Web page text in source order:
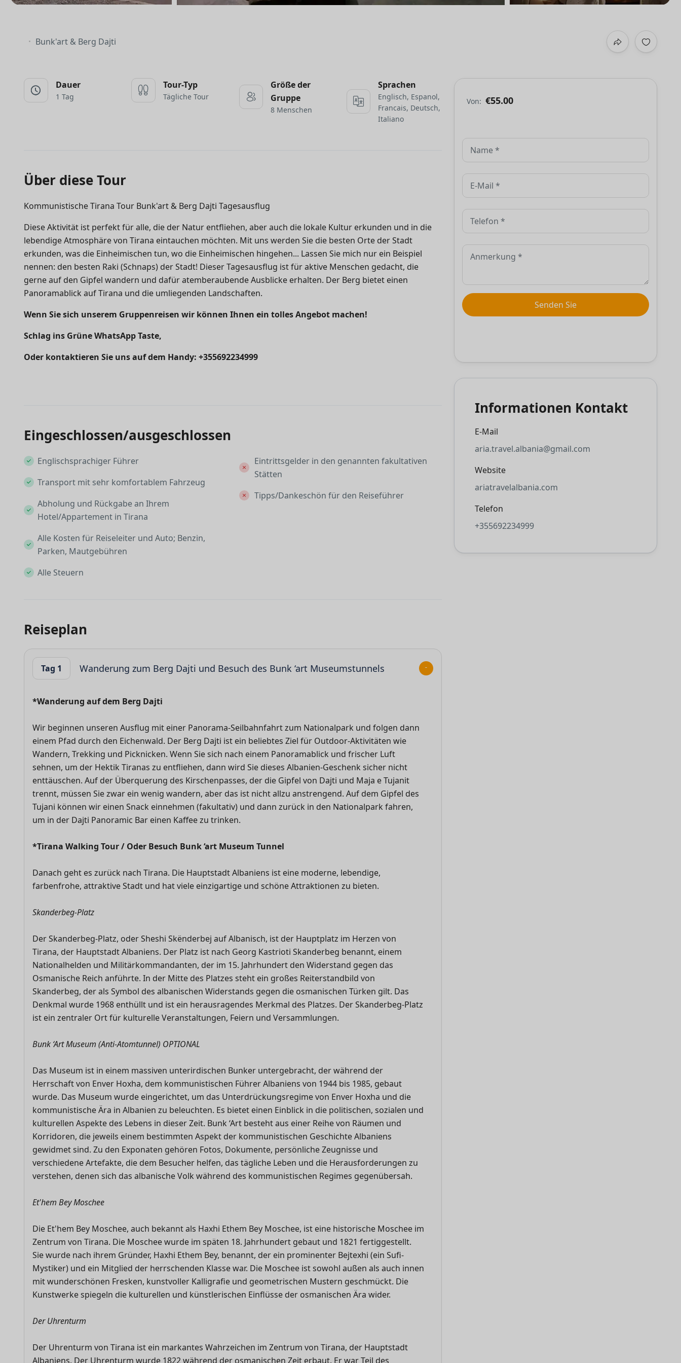
Bunk'art & Berg Dajti
Dauer
1 Tag
Tour-Typ
Tägliche Tour
Größe der
Gruppe
8 Menschen
Sprachen
Englisch, Espanol,
Francais, Deutsch,
Italiano
Über diese Tour
Kommunistische Tirana Tour Bunk'art & Berg Dajti Tagesausflug
Diese Aktivität ist perfekt für alle, die der Natur entfliehen, aber auch die lokale Kultur erkunden und in die
lebendige Atmosphäre von Tirana eintauchen möchten. Mit uns werden Sie die besten Orte der Stadt
erkunden, was die Einheimischen tun, wo die Einheimischen hingehen... Lassen Sie mich nur ein Beispiel
nennen: den besten Raki (Schnaps) der Stadt! Dieser Tagesausflug ist für aktive Menschen gedacht, die
gerne auf den Gipfel wandern und dafür atemberaubende Ausblicke erhalten. Der Berg bietet einen
Panoramablick auf Tirana und die umliegenden Landschaften.
Wenn Sie sich unserem Gruppenreisen wir können Ihnen ein tolles Angebot machen!
Schlag ins GrüneWhatsAppTaste,
Oder kontaktieren Sie uns auf dem Handy: +355692234999
Eingeschlossen/ausgeschlossen
Englischsprachiger Führer
Transport mit sehr komfortablem Fahrzeug
Abholung und Rückgabe an Ihrem
Hotel/Appartement in Tirana
Alle Kosten für Reiseleiter und Auto; Benzin,
Parken, Mautgebühren
Alle Steuern
Eintrittsgelder in den genannten fakultativen
Stätten
Tipps/Dankeschön für den Reiseführer
Reiseplan
Tag 1 Wanderung zum Berg Dajti und Besuch des Bunk ‘art Museumstunnels
*Wanderung auf dem Berg Dajti
Wir beginnen unseren Ausflug mit einer Panorama-Seilbahnfahrt zum Nationalpark und folgen dann
einem Pfad durch den Eichenwald. Der Berg Dajti ist ein beliebtes Ziel für Outdoor-Aktivitäten wie
Wandern, Trekking und Picknicken. Wenn Sie sich nach einem Panoramablick und frischer Luft
sehnen, um der Hektik Tiranas zu entfliehen, dann wird Sie dieses Albanien-Geschenk sicher nicht
enttäuschen. Auf der Überquerung des Kirschenpasses, der die Gipfel von Dajti und Maja e Tujanit
trennt, müssen Sie zwar ein wenig wandern, aber das ist nicht allzu anstrengend. Auf dem Gipfel des
Tujani können wir einen Snack einnehmen (fakultativ) und dann zurück in den Nationalpark fahren,
um in der Dajti Panoramic Bar einen Kaffee zu trinken.
*Tirana Walking Tour / Oder Besuch Bunk ‘art Museum Tunnel
Danach geht es zurück nach Tirana. Die Hauptstadt Albaniens ist eine moderne, lebendige,
farbenfrohe, attraktive Stadt und hat viele einzigartige und schöne Attraktionen zu bieten.
Skanderbeg-Platz
Der Skanderbeg-Platz, oder Sheshi Skënderbej auf Albanisch, ist der Hauptplatz im Herzen von
Tirana, der Hauptstadt Albaniens. Der Platz ist nach Georg Kastrioti Skanderbeg benannt, einem
Nationalhelden und Militärkommandanten, der im 15. Jahrhundert den Widerstand gegen das
Osmanische Reich anführte. In der Mitte des Platzes steht ein großes Reiterstandbild von
Skanderbeg, der als Symbol des albanischen Widerstands gegen die osmanischen Türken gilt. Das
Denkmal wurde 1968 enthüllt und ist ein herausragendes Merkmal des Platzes. Der Skanderbeg-Platz
ist ein zentraler Ort für kulturelle Veranstaltungen, Feiern und Versammlungen.
Bunk ‘Art Museum (Anti-Atomtunnel) OPTIONAL
Das Museum ist in einem massiven unterirdischen Bunker untergebracht, der während der
Herrschaft von Enver Hoxha, dem kommunistischen Führer Albaniens von 1944 bis 1985, gebaut
wurde. Das Museum wurde eingerichtet, um das Unterdrückungsregime von Enver Hoxha und die
kommunistische Ära in Albanien zu beleuchten. Es bietet einen Einblick in die politischen, sozialen und
kulturellen Aspekte des Lebens in dieser Zeit. Bunk ‘Art besteht aus einer Reihe von Räumen und
Korridoren, die jeweils einem bestimmten Aspekt der kommunistischen Geschichte Albaniens
gewidmet sind. Zu den Exponaten gehören Fotos, Dokumente, persönliche Zeugnisse und
verschiedene Artefakte, die dem Besucher helfen, das tägliche Leben und die Herausforderungen zu
verstehen, denen sich das albanische Volk während des kommunistischen Regimes gegenübersah.
Et'hem Bey Moschee
Die Et'hem Bey Moschee, auch bekannt als Haxhi Ethem Bey Moschee, ist eine historische Moschee im
Zentrum von Tirana. Die Moschee wurde im späten 18. Jahrhundert gebaut und 1821 fertiggestellt.
Sie wurde nach ihrem Gründer, Haxhi Ethem Bey, benannt, der ein prominenter Bejtexhi (ein Sufi-
Mystiker) und ein Mitglied der herrschenden Klasse war. Die Moschee ist sowohl außen als auch innen
mit wunderschönen Fresken, kunstvoller Kalligrafie und geometrischen Mustern geschmückt. Die
Kunstwerke spiegeln die kulturellen und künstlerischen Einflüsse der osmanischen Ära wider.
Der Uhrenturm
Der Uhrenturm von Tirana ist ein markantes Wahrzeichen im Zentrum von Tirana, der Hauptstadt
Albaniens. Der Uhrenturm wurde 1822 während der osmanischen Zeit erbaut. Er war Teil des
Von: €55.00
Informationen Kontakt
E-Mail
aria.travel.albania@gmail.com
Website
ariatravelalbania.com
Telefon
+355692234999